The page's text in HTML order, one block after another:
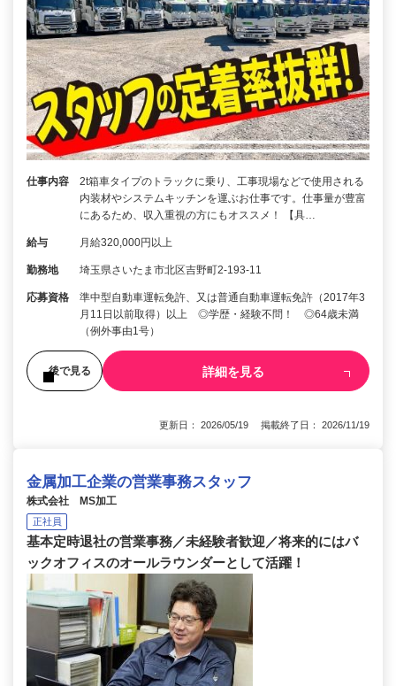
仕事内容
2t箱車タイプのトラックに乗り、工事現場などで使用される
内装材やシステムキッチンを運ぶお仕事です。仕事量が豊富
にあるため、収入重視の方にもオススメ！ 【具…
給与 月給320,000円以上
勤務地 埼玉県さいたま市北区吉野町2-193-11
応募資格
準中型自動車運転免許、又は普通自動車運転免許（2017年3
月11日以前取得）以上 ◎学歴・経験不問！ ◎64歳未満
（例外事由1号）
後で見る 詳細を見る
更新日： 2026/05/19 掲載終了日： 2026/11/19
金属加工企業の営業事務スタッフ
株式会社 MS加工
正社員
基本定時退社の営業事務／未経験者歓迎／将来的にはバ
ックオフィスのオールラウンダーとして活躍！